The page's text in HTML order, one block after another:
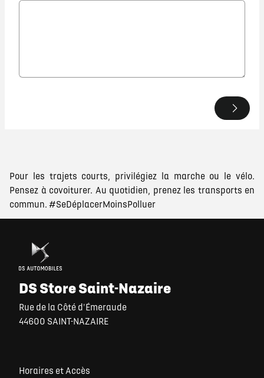
Pour les trajets courts, privilégiez la marche ou le vélo.
Pensez à covoiturer. Au quotidien, prenez les transports en
commun. #SeDéplacerMoinsPolluer
DS Store Saint-Nazaire
Rue de la Côté d'Émeraude
44600 SAINT-NAZAIRE
Horaires et Accès